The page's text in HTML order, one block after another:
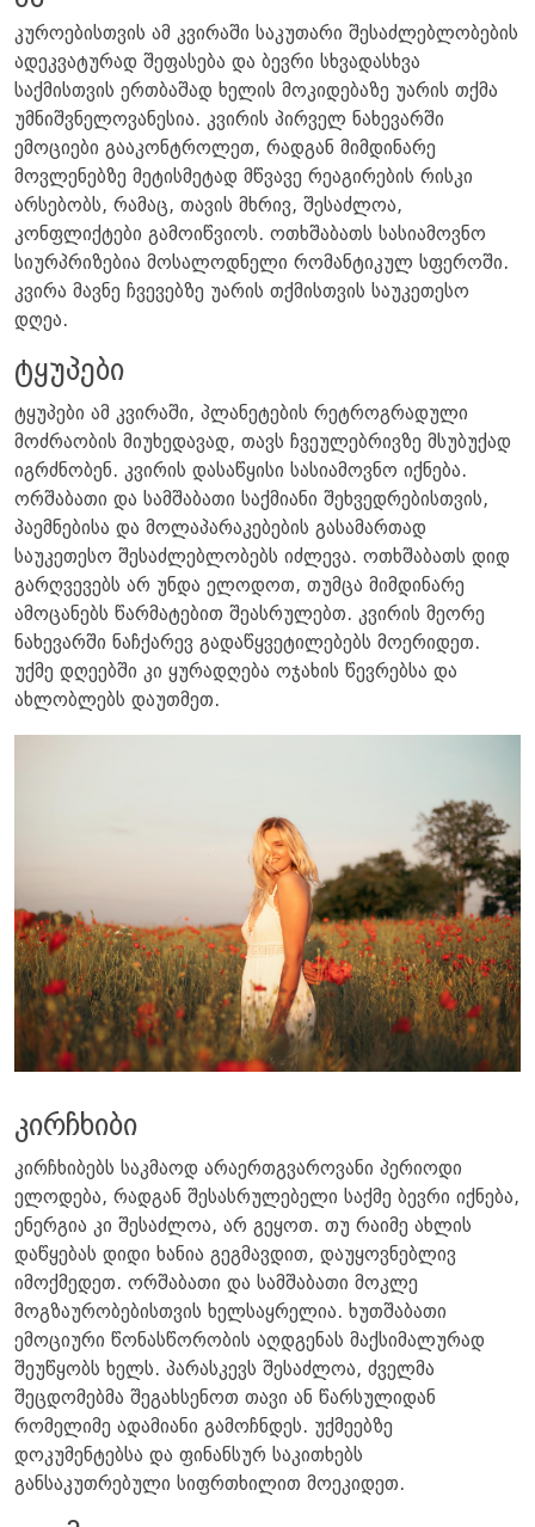
კუროებისთვის ამ კვირაში საკუთარი შესაძლებლობების
ადეკვატურად შეფასება და ბევრი სხვადასხვა
საქმისთვის ერთბაშად ხელის მოკიდებაზე უარის თქმა
უმნიშვნელოვანესია. კვირის პირველ ნახევარში
ემოციები გააკონტროლეთ, რადგან მიმდინარე
მოვლენებზე მეტისმეტად მწვავე რეაგირების რისკი
არსებობს, რამაც, თავის მხრივ, შესაძლოა,
კონფლიქტები გამოიწვიოს. ოთხშაბათს სასიამოვნო
სიურპრიზებია მოსალოდნელი რომანტიკულ სფეროში.
კვირა მავნე ჩვევებზე უარის თქმისთვის საუკეთესო
დღეა.
ტყუპები
ტყუპები ამ კვირაში, პლანეტების რეტროგრადული
მოძრაობის მიუხედავად, თავს ჩვეულებრივზე მსუბუქად
იგრძნობენ. კვირის დასაწყისი სასიამოვნო იქნება.
ორშაბათი და სამშაბათი საქმიანი შეხვედრებისთვის,
პაემნებისა და მოლაპარაკებების გასამართად
საუკეთესო შესაძლებლობებს იძლევა. ოთხშაბათს დიდ
გარღვევებს არ უნდა ელოდოთ, თუმცა მიმდინარე
ამოცანებს წარმატებით შეასრულებთ. კვირის მეორე
ნახევარში ნაჩქარევ გადაწყვეტილებებს მოერიდეთ.
უქმე დღეებში კი ყურადღება ოჯახის წევრებსა და
ახლობლებს დაუთმეთ.
კირჩხიბი
კირჩხიბებს საკმაოდ არაერთგვაროვანი პერიოდი
ელოდება, რადგან შესასრულებელი საქმე ბევრი იქნება,
ენერგია კი შესაძლოა, არ გეყოთ. თუ რაიმე ახლის
დაწყებას დიდი ხანია გეგმავდით, დაუყოვნებლივ
იმოქმედეთ. ორშაბათი და სამშაბათი მოკლე
მოგზაურობებისთვის ხელსაყრელია. ხუთშაბათი
ემოციური წონასწორობის აღდგენას მაქსიმალურად
შეუწყობს ხელს. პარასკევს შესაძლოა, ძველმა
შეცდომებმა შეგახსენოთ თავი ან წარსულიდან
რომელიმე ადამიანი გამოჩნდეს. უქმეებზე
დოკუმენტებსა და ფინანსურ საკითხებს
განსაკუთრებული სიფრთხილით მოეკიდეთ.